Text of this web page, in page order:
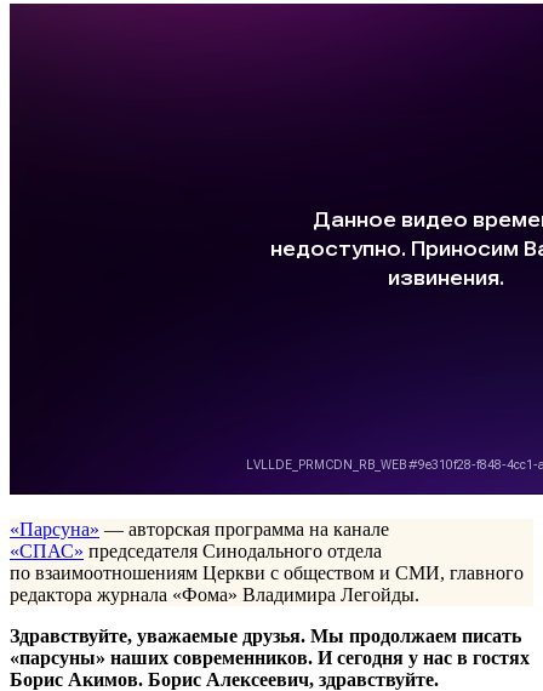
«Парсуна» — авторская программа на канале
«СПАС» председателя Синодального отдела
по взаимоотношениям Церкви с обществом и СМИ, главного
редактора журнала «Фома» Владимира Легойды.
Здравствуйте, уважаемые друзья. Мы продолжаем писать
«парсуны» наших современников. И сегодня у нас в гостях
Борис Акимов. Борис Алексеевич, здравствуйте.